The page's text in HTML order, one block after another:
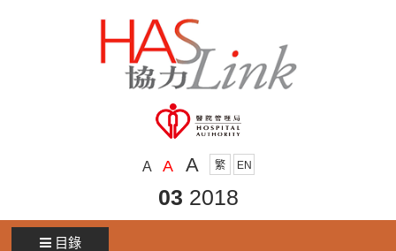
A A A 繁 EN
03 2018
目錄